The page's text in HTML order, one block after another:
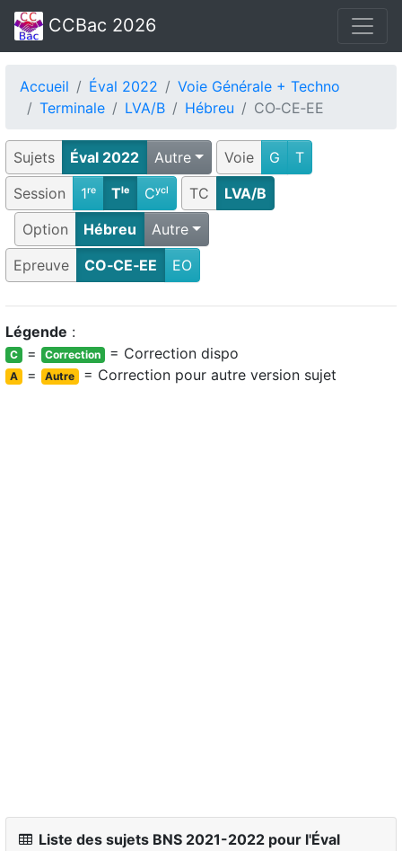
CCBac 2026
Accueil Éval 2022
Voie Générale + Techno
Terminale
LVA/B Hébreu CO‑CE‑EE
Sujets Éval 2022 Autre Voie G
T
Session
1ʳᵉ Tˡᵉ Cʸᶜˡ TC
LVA/B
Option
Hébreu
Autre
Epreuve
CO‑CE‑EE EO
Légende :
C = Correction = Correction dispo
A = Autre = Correction pour autre version sujet
Liste des sujets BNS 2021-2022 pour l'Éval